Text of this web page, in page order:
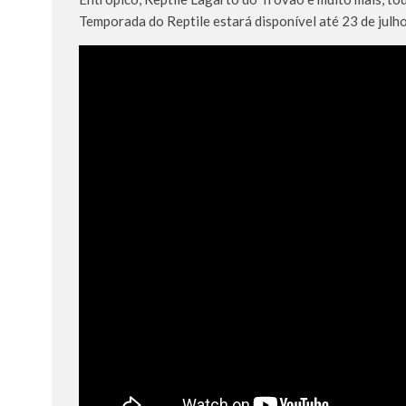
Temporada do Reptile estará disponível até 23 de